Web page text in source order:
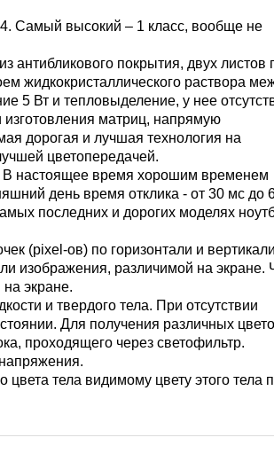
4. Самый высокий – 1 класс, вообще не
антибликового покрытия, двух листов
жидкокристаллического раствора
5 Вт и тепловыделение, у нее
изготовления матриц, напрямую
дорогая и лучшая технология на
цветопередачей.
В настоящее время хорошим временем
день время отклика - от 30 мс до
последних и дорогих моделях
(pixel-ов) по горизонтали и вертикали
изображения, различимой на экране.
экране.
и твердого тела. При отсутствии
Для получения различных
проходящего через светофильтр.
цвета тела видимому цвету этого тела